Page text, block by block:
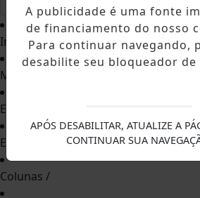
Início/
Municípios
Estados
Esportes
Colunas /
A publicidade é uma fonte
de financiamento do nosso
Para continuar navegando,
desabilite seu bloqueador de
APÓS DESABILITAR, ATUALIZE A
CONTINUAR SUA